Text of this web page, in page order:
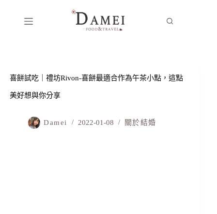
喜餅試吃｜禮坊Rivon-喜餅最適合作為午茶小點，這點
美好想與你分享
Damei 2022-01-08 關於結婚